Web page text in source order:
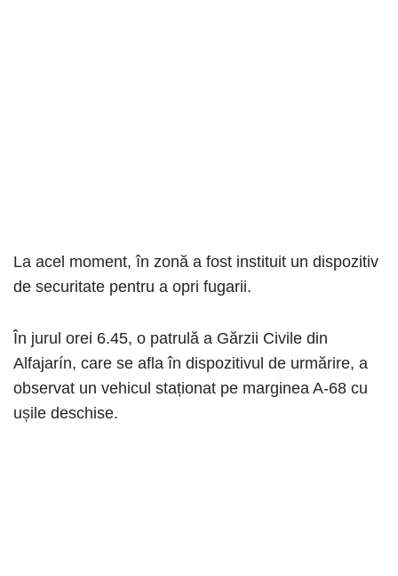
La acel moment, în zonă a fost instituit un dispozitiv
de securitate pentru a opri fugarii.
În jurul orei 6.45, o patrulă a Gărzii Civile din
Alfajarín, care se afla în dispozitivul de urmărire, a
observat un vehicul staționat pe marginea A-68 cu
ușile deschise.